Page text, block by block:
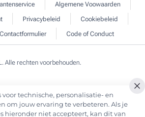
Algemene Voowaarden
Privacybeleid
Cookiebeleid
Contactformulier Code of Conduct
Alle rechten voorbehouden.
technische, personalisatie- en
om jouw ervaring te verbeteren. Als je
hieronder niet accepteert, kan dit van